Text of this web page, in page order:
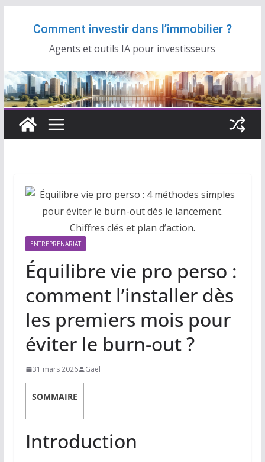
Comment investir dans l’immobilier ?
Agents et outils IA pour investisseurs
ENTREPRENARIAT
Équilibre vie pro perso :
comment l’installer dès
les premiers mois pour
éviter le burn-out ?
31 mars 2026 Gaël
SOMMAIRE
Introduction